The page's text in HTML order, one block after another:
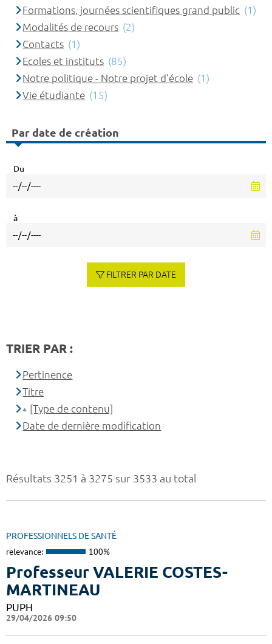
Résultats 3251 à 3275 sur 3533 au total
PROFESSIONNELS DE SANTÉ
relevance: 100%
Professeur VALERIE COSTES-
MARTINEAU
PUPH
29/04/2026 09:50
Formations, journées scientifiques grand public (1)
Modalités de recours (2)
Contacts (1)
Ecoles et instituts (85)
Notre politique - Notre projet d'école (1)
Vie étudiante (15)
Par date de création
Du
à
FILTRER PAR DATE
TRIER PAR :
Pertinence
Titre
[Type de contenu]
Date de dernière modification